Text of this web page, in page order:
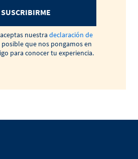
SUSCRIBIRME
nuestra declaración de
posible que nos pongamos en
para conocer tu experiencia.